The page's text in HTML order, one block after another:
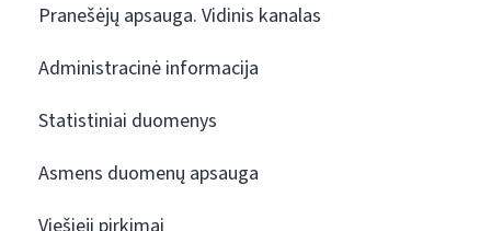
Pranešėjų apsauga. Vidinis kanalas
Administracinė informacija
Statistiniai duomenys
Asmens duomenų apsauga
Viešieji pirkimai